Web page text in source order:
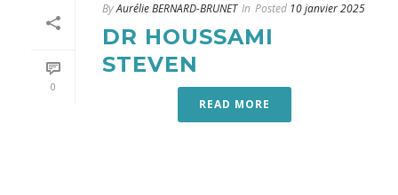
0
ByAurélie BERNARD-BRUNET In Posted 10 janvier 2025
DR HOUSSAMI
STEVEN
READ MORE